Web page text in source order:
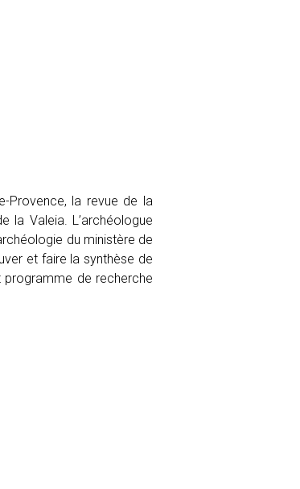
Provence, la revue de la
Valeia. L’archéologue
du ministère de
et faire la synthèse de
de recherche